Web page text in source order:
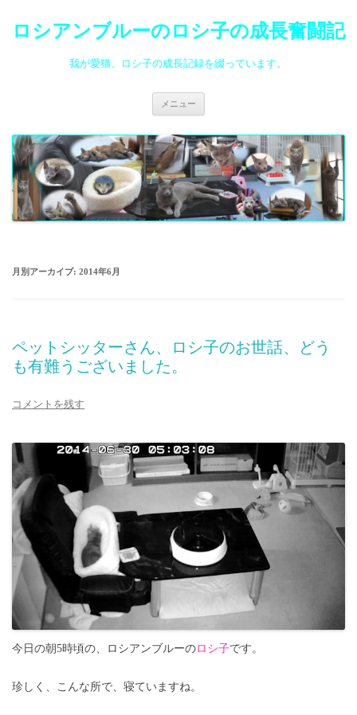
ロシアンブルーのロシ子の成長奮闘記
我が愛猫、ロシ子の成長記録を綴っています。
メニュー
ツ
へ
ス
キ
ッ
プ
月別アーカイブ: 2014年6月
ペットシッターさん、ロシ子のお世話、どう
も有難うございました。
コメントを残す
今日の朝5時頃の、ロシアンブルーのロシ子です。
珍しく、こんな所で、寝ていますね。